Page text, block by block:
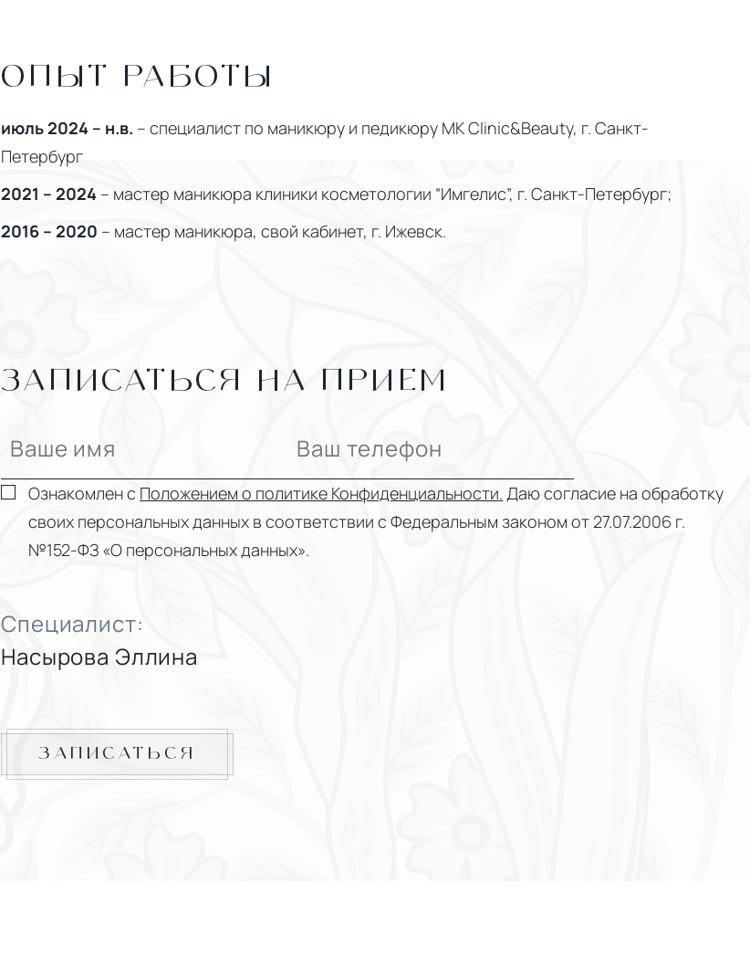
ОПЫТ РАБОТЫ
июль 2024 – н.в. – специалист по маникюру и педикюру MK Clinic&Beauty, г. Санкт-
Петербург
2021 – 2024 – мастер маникюра клиники косметологии “Имгелис”, г. Санкт-Петербург;
2016 – 2020 – мастер маникюра, свой кабинет, г. Ижевск.
ЗАПИСАТЬСЯ НА ПРИЕМ
Ознакомлен с Положением о политике Конфиденциальности. Даю согласие на обработку
своих персональных данных в соответствии с Федеральным законом от 27.07.2006 г.
№152-ФЗ «О персональных данных».
Специалист:
Насырова Эллина
ЗАПИСАТЬСЯ